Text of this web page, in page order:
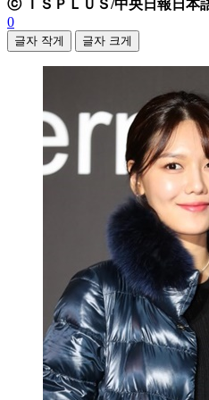
ⓒ ＩＳＰＬＵＳ/中央日報日本
0
글자 작게 글자 크게